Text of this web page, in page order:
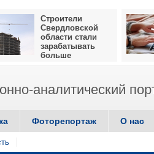
Строители
Свердловской
области стали
зарабатывать
больше
аналитический
Фоторепортаж О нас